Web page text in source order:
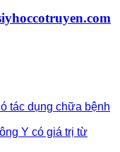
tác dụng chữa bệnh
Y có giá trị từ